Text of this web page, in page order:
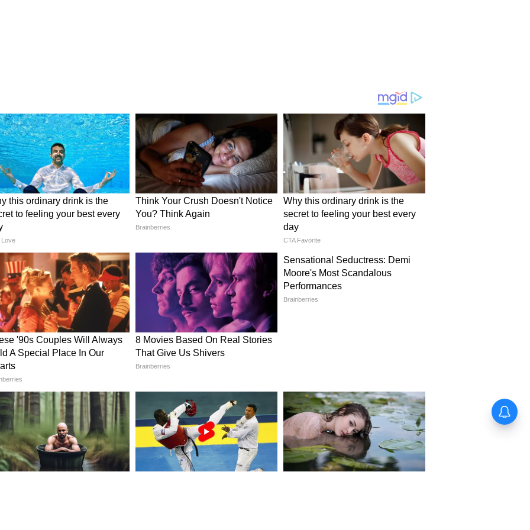
প্রকল্পেরই একটি অংশ। জুলাই ২০২৫-এ লঞ্চ হওয়া
৩৫ মিলিয়নের বেশি ডাউনলোড হয়েছে। এই
ক্যানসেল করা, ট্রেনের স্ট্যাটাস দেখা, প্ল্যাটফর্ম ও
মতো অনেক পরিষেবা এক জায়গায় পান।
রোজ প্রায় ৯.২৯ লক্ষ টিকিট বুক হয়। এর মধ্যে প্রায়
রিজার্ভড টিকিট থাকে।